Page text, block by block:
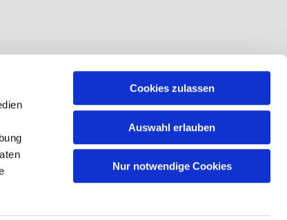
Cookies zulassen
Auswahl erlauben
Nur notwendige Cookies